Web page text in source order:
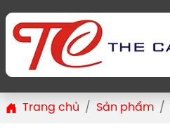
Trang chủ Sản phẩm